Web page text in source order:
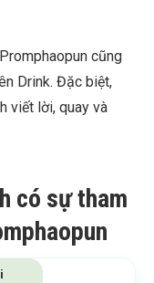
cũng
Drink. Đặc biệt,
viết lời, quay và
có sự tham